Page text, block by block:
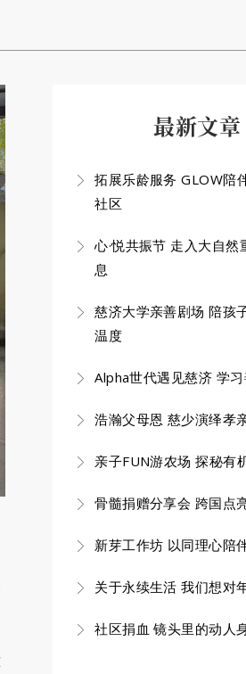
最新文章
拓展乐龄服务 GLOW陪
社区
心·悦共振节 走入大自然
息
慈济大学亲善剧场 陪孩
温度
Alpha世代遇见慈济 学
浩瀚父母恩 慈少演绎孝
亲子FUN游农场 探秘有
骨髓捐赠分享会 跨国点
新芽工作坊 以同理心陪
关于永续生活 我们想对
社区捐血 镜头里的动人